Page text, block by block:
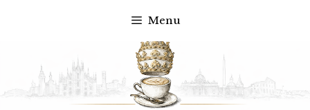
contenuto
Menu